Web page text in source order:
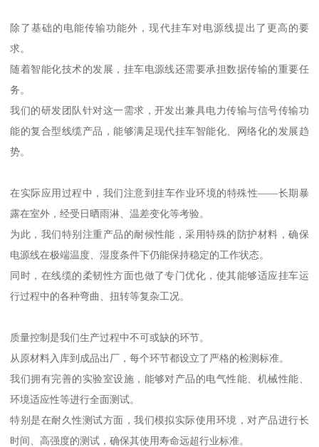
除了基础的电能传输功能外，现代挂车对电源线提出了更高的要
求。
随着智能化技术的发展，挂车电源线还需要承担数据传输的重要任
务。
我们的研发团队针对这一需求，开发出兼具电力传输与信号传输功
能的复合型线缆产品，能够满足现代挂车智能化、网络化的发展趋
势。
在实际应用过程中，我们注意到挂车作业环境的特殊性——长期暴
露在室外，经受日晒雨淋、温差变化等考验。
为此，我们特别注重产品的耐候性能，采用特殊的防护材料，确保
电源线在极端温度、湿度条件下仍能保持稳定的工作状态。
同时，在线缆的柔韧性方面也做了专门优化，使其能够适应挂车运
行过程中的各种弯曲、扭转等复杂工况。
质量控制是我们生产过程中不可或缺的环节。
从原材料入库到成品出厂，每个环节都设立了严格的检测标准。
我们拥有完善的实验室设施，能够对产品的电气性能、机械性能、
环境适应性等进行全面测试。
特别是在耐久性测试方面，我们模拟实际使用环境，对产品进行长
时间、高强度的测试，确保其使用寿命远超行业标准。